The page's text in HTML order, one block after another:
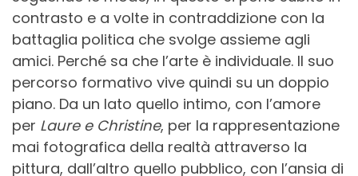
contrasto e a volte in contraddizione con la
battaglia politica che svolge assieme agli
amici. Perché sa che l’arte è individuale. Il suo
percorso formativo vive quindi su un doppio
piano. Da un lato quello intimo, con l’amore
per Laure e Christine, per la rappresentazione
mai fotografica della realtà attraverso la
pittura, dall’altro quello pubblico, con l’ansia di